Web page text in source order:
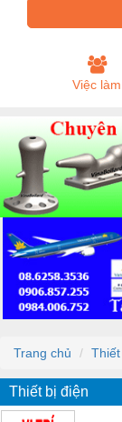
Việc làm
Trang chủ
Thiết bị điện